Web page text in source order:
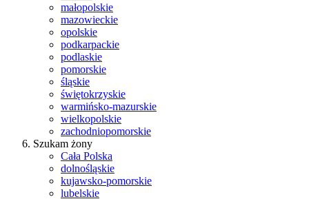
małopolskie
mazowieckie
opolskie
podkarpackie
podlaskie
pomorskie
śląskie
świętokrzyskie
warmińsko-mazurskie
wielkopolskie
zachodniopomorskie
Szukam żony
Cała Polska
dolnośląskie
kujawsko-pomorskie
lubelskie